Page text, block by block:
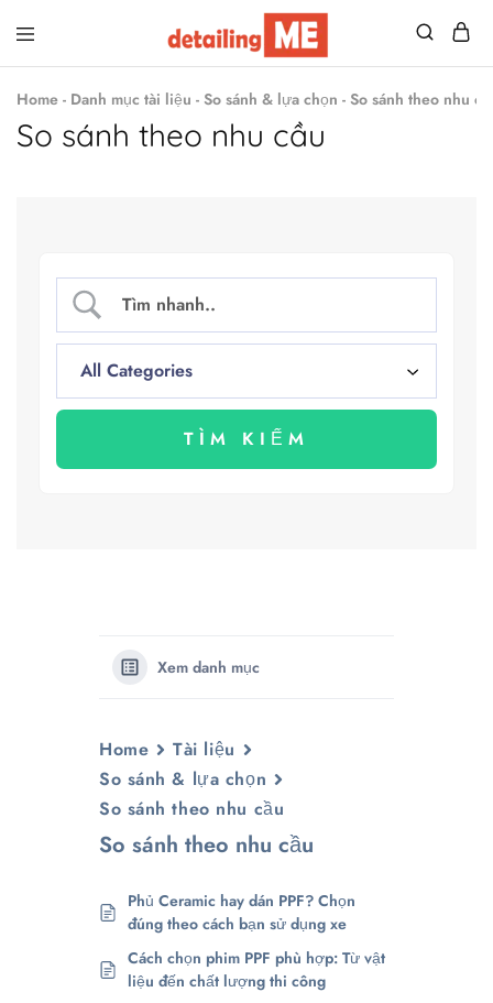
Detailing
Me
Đồ
nghề
chăm
sóc
xe
Home - Danh mục tài liệu - So sánh & lựa chọn - So sánh theo nhu
So sánh theo nhu cầu
Xem danh mục
Home
Tài liệu
So sánh & lựa chọn
So sánh theo nhu cầu
So sánh theo nhu cầu
Phủ Ceramic hay dán PPF? Chọn
đúng theo cách bạn sử dụng xe
Cách chọn phim PPF phù hợp: Từ vật
liệu đến chất lượng thi công